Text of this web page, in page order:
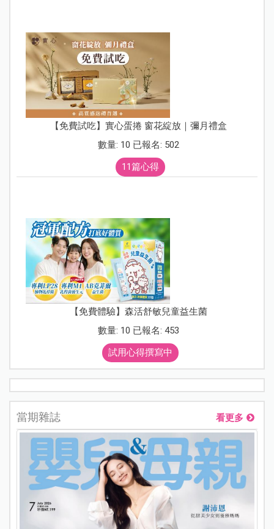
【免費試吃】實心蛋捲 窗花綻放｜彌月禮盒
數量: 10 已報名: 502
11篇心得
【免費體驗】森活舒敏兒童益生菌
數量: 10 已報名: 453
試用心得撰寫中
當期雜誌 看更多